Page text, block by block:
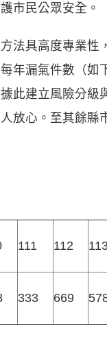
市民公眾安全。
法具高度專業
年漏氣件數（
此建立風險分
放心。至其餘縣
111 112
333 669